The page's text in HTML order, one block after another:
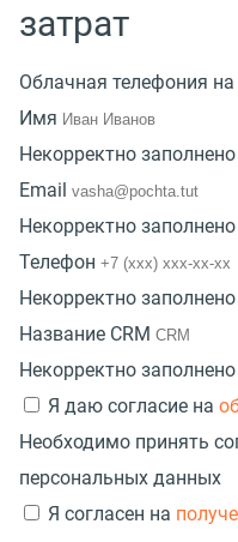
затрат
Облачная телефония
Имя
Некорректно
Email
Некорректно
Телефон
Некорректно
Название CRM
Некорректно
Я даю согласие на
Необходимо принять
персональных данных
Я согласен на